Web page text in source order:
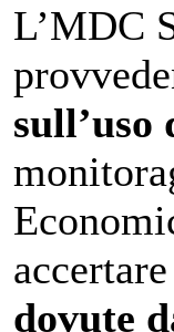
L’MDC
dovute